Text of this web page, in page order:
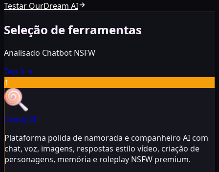
Testar OurDream AI
Seleção de ferramentas
Analisado Chatbot NSFW
Top 3 →
1
Candy AI
Plataforma polida de namorada e companheiro AI com
chat, voz, imagens, respostas estilo vídeo, criação de
personagens, memória e roleplay NSFW premium.